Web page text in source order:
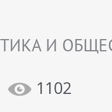
И
1102